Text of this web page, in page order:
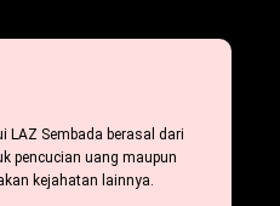
LAZ Sembada berasal dari
pencucian uang maupun
kejahatan lainnya.